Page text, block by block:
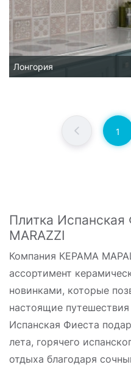
Лонгория
1
Плитка Испанская
MARAZZI
Компания КЕРАМА
ассортимент
новинками, которые
настоящие
Испанская Фиеста
лета, горячего
отдыха благодаря